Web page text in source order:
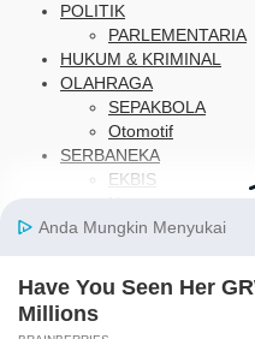
POLITIK
PARLEMENTARIA
HUKUM & KRIMINAL
OLAHRAGA
SEPAKBOLA
Otomotif
SERBANEKA
EKBIS
Kesehatan
IKLAN
LAINNYA